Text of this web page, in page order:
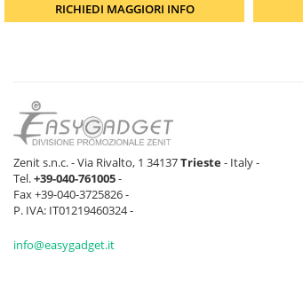
RICHIEDI MAGGIORI INFO
Zenit s.n.c. - Via Rivalto, 1 34137Trieste- Italy -
Tel.+39-040-761005-
Fax +39-040-3725826 -
P. IVA: IT01219460324 -
info@easygadget.it